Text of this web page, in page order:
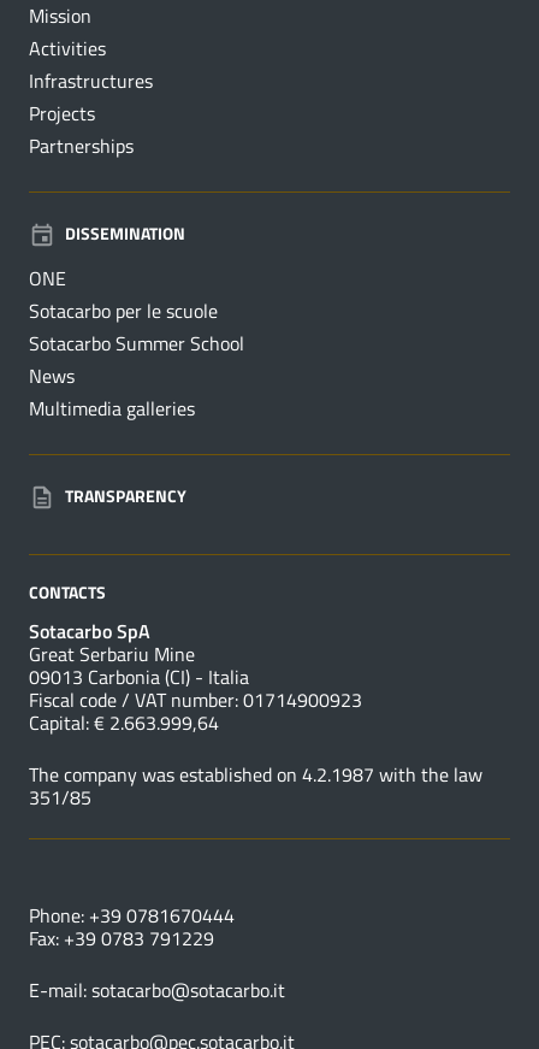
Mission
Activities
Infrastructures
Projects
Partnerships
DISSEMINATION
ONE
Sotacarbo per le scuole
Sotacarbo Summer School
News
Multimedia galleries
TRANSPARENCY
CONTACTS
Sotacarbo SpA
Great Serbariu Mine
09013 Carbonia (CI) - Italia
Fiscal code / VAT number: 01714900923
Capital: € 2.663.999,64
The company was established on 4.2.1987 with the law
351/85
Phone: +39 0781670444
Fax: +39 0783 791229
E-mail:sotacarbo@sotacarbo.it
PEC:sotacarbo@pec.sotacarbo.it